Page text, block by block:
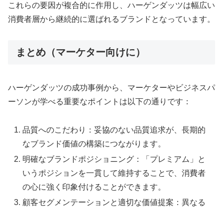
これらの要因が複合的に作用し、ハーゲンダッツは幅広い
消費者層から継続的に選ばれるブランドとなっています。
まとめ（マーケター向けに）
ハーゲンダッツの成功事例から、マーケターやビジネスパ
ーソンが学べる重要なポイントは以下の通りです：
品質へのこだわり：妥協のない品質追求が、長期的
なブランド価値の構築につながります。
明確なブランドポジショニング：「プレミアム」と
いうポジションを一貫して維持することで、消費者
の心に強く印象付けることができます。
顧客セグメンテーションと適切な価値提案：異なる